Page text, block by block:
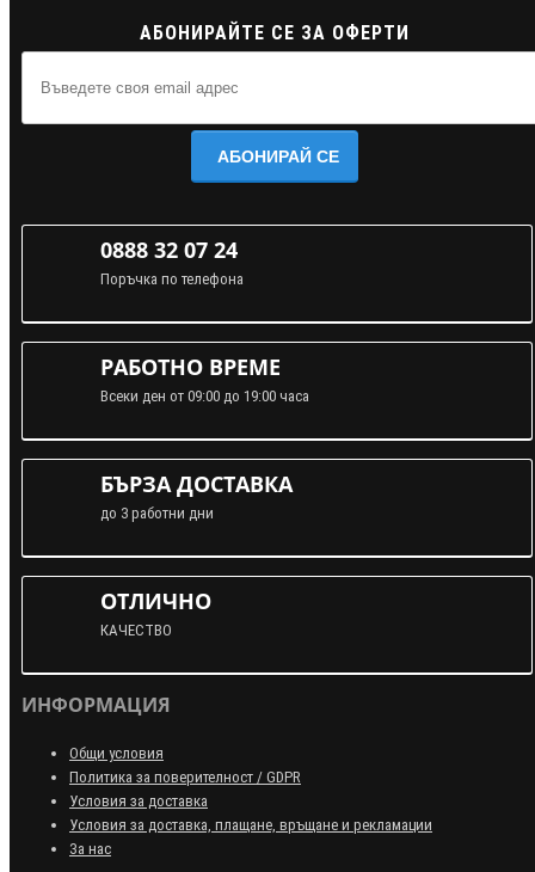
АБОНИРАЙТЕ СЕ ЗА ОФЕРТИ
АБОНИРАЙ СЕ
0888 32 07 24
Поръчка по телефона
РАБОТНО ВРЕМЕ
Всеки ден от 09:00 до 19:00 часа
БЪРЗА ДОСТАВКА
до 3 работни дни
ОТЛИЧНО
КАЧЕСТВО
ИНФОРМАЦИЯ
Общи условия
Политика за поверителност / GDPR
Условия за доставка
Условия за доставка, плащане, връщане и рекламации
За нас